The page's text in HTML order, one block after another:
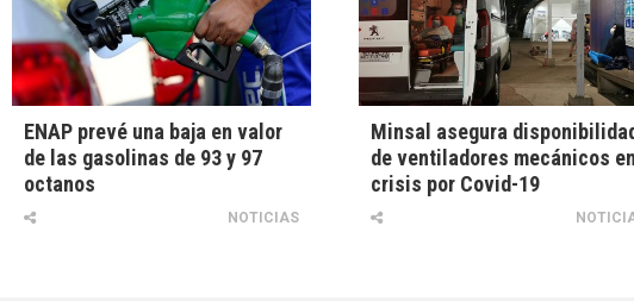
ENAP prevé una baja en valor
de las gasolinas de 93 y 97
octanos
NOTICIAS
Minsal asegura
de ventiladores mecánicos en
crisis por Covid-19